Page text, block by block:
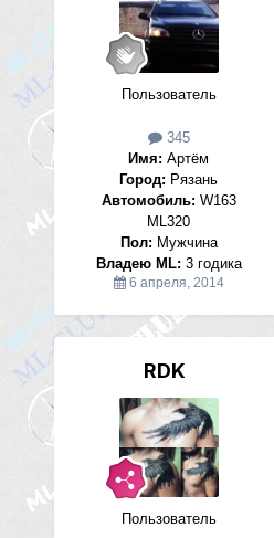
Пользователь
345
Имя: Артём
Город: Рязань
Автомобиль: W163
ML320
Пол: Мужчина
Владею ML: 3 годика
6 апреля, 2014
RDK
Пользователь